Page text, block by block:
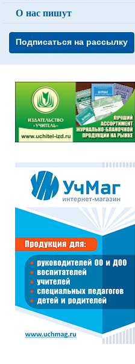
О нас пишут
Подписаться на рассылку